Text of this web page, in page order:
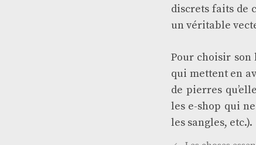
discrets faits de
un véritable
Pour choisir son
qui mettent en
de pierres
les e-shop qui
les sangles, etc.).